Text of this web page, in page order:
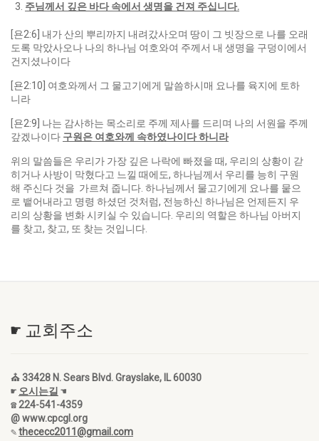
주님께서 깊은 바다 속에서 생명을 건져 주십니다.
[욘2:6] 내가 산의 뿌리까지 내려갔사오며 땅이 그 빗장으로 나를 오래
도록 막았사오나 나의 하나님 여호와여 주께서 내 생명을 구덩이에서
건지셨나이다
[욘2:10] 여호와께서 그 물고기에게 말씀하시매 요나를 육지에 토하
니라
[욘2:9] 나는 감사하는 목소리로 주께 제사를 드리며 나의 서원을 주께
갚겠나이다 구원은 여호와께 속하였나이다 하니라
위의 말씀들은 우리가 가장 깊은 나락에 빠졌을 때, 우리의 상황이 갇
히거나 사방이 막혔다고 느낄 때에도, 하나님께서 우리를 능히 구원
해 주신다 것을 가르쳐 줍니다. 하나님께서 물고기에게 요나를 뭍으
로 뱉어내라고 명령 하셨던 것처럼, 전능하신 하나님은 언제든지 우
리의 상황을 변화 시키실 수 있습니다. 우리의 역할은 하나님 아버지
를 찾고, 찾고, 또 찾는 것입니다.
☛ 교회주소
⛪ 33428 N. Sears Blvd. Grayslake, IL 60030
☛ 오시는길 ☚
☎ 224-541-4359
@ www.cpcgl.org
✎thececc2011@gmail.com